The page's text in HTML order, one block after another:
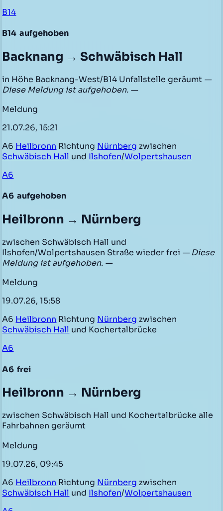
B14
B14 aufgehoben
Backnang → Schwäbisch Hall
in Höhe Backnang-West/B14 Unfallstelle geräumt —
Diese Meldung ist aufgehoben. —
Meldung
21.07.26, 15:21
A6 Heilbronn Richtung Nürnberg zwischen
Schwäbisch Hall und Ilshofen/Wolpertshausen
A6
A6 aufgehoben
Heilbronn → Nürnberg
zwischen Schwäbisch Hall und
Ilshofen/Wolpertshausen Straße wieder frei — Diese
Meldung ist aufgehoben. —
Meldung
19.07.26, 15:58
A6 Heilbronn Richtung Nürnberg zwischen
Schwäbisch Hall und Kochertalbrücke
A6
A6 frei
Heilbronn → Nürnberg
zwischen Schwäbisch Hall und Kochertalbrücke alle
Fahrbahnen geräumt
Meldung
19.07.26, 09:45
A6 Heilbronn Richtung Nürnberg zwischen
Schwäbisch Hall und Ilshofen/Wolpertshausen